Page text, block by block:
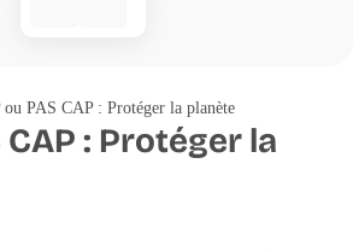
ou PAS CAP : Protéger la planète
CAP : Protéger la